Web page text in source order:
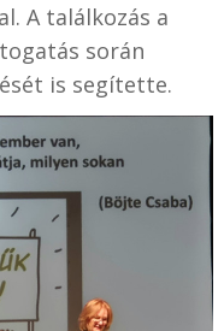
A találkozás a
során
is segítette.